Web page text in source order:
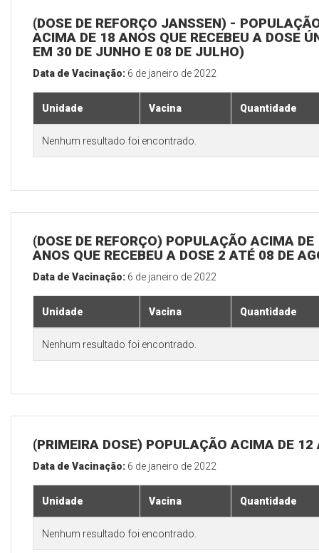
(DOSE DE REFORÇO JANSSEN) -
ACIMA DE 18 ANOS QUE RECEBEU A DOSE
EM 30 DE JUNHO E 08 DE JULHO)
Data de Vacinação: 6 de janeiro de 2022
Unidade Vacina Quantidade
Nenhum resultado foi encontrado.
(DOSE DE REFORÇO) POPULAÇÃO ACIMA DE
ANOS QUE RECEBEU A DOSE 2 ATÉ 08 DE
Data de Vacinação: 6 de janeiro de 2022
Unidade Vacina Quantidade
Nenhum resultado foi encontrado.
(PRIMEIRA DOSE) POPULAÇÃO ACIMA DE 12
Data de Vacinação: 6 de janeiro de 2022
Unidade Vacina Quantidade
Nenhum resultado foi encontrado.